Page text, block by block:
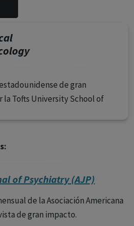
y decidir, en cada
más adecuado a las
de gran
la Tofts University School of
of Psychiatry (AJP)
de la Asociación Americana
de gran impacto.